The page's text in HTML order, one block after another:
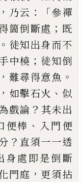
， 乃云 ：「參禪
箇倒斷處 ； 既
。 徒知出身而不
中橈 ； 徒知倒
， 難尋得意魚 。
， 如擊石火 、 似
戲論 ？ 其未出
便棒 、 入門便
？ 直須一一透
身處即是倒斷
門庭 ， 更須拈